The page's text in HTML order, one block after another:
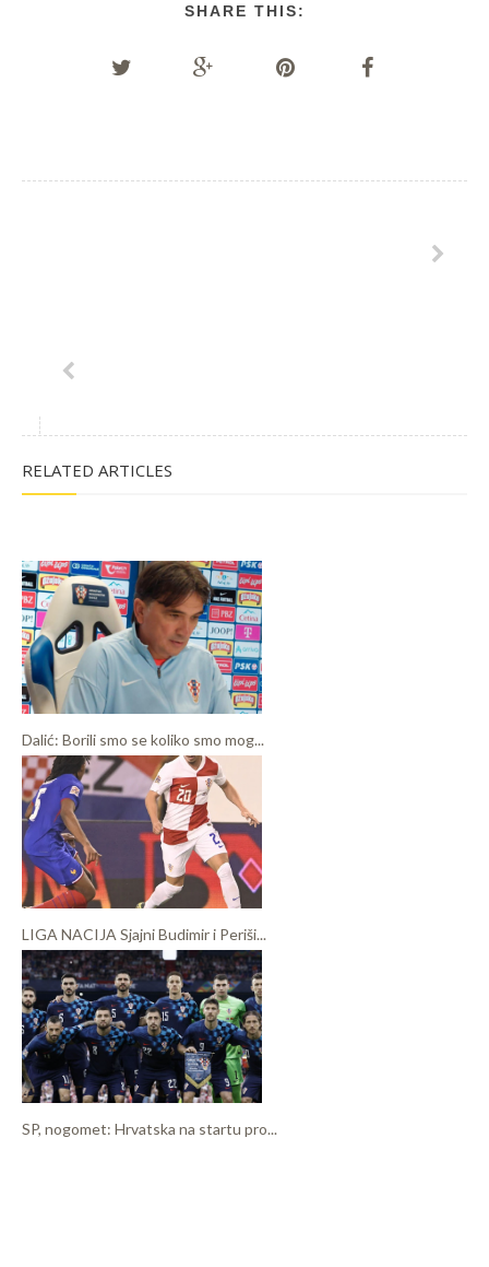
SHARE THIS:
RELATED ARTICLES
Dalić: Borili smo se koliko smo mog...
LIGA NACIJA Sjajni Budimir i Periši...
SP, nogomet: Hrvatska na startu pro...